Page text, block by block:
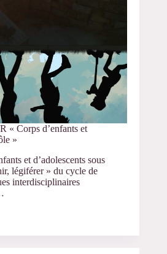
« Corps d’enfants et
»
et d’adolescents sous
légiférer » du cycle de
interdisciplinaires